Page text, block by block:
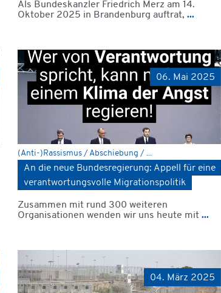
Als Bundeskanzler Friedrich Merz am 14.
Oktober 2025 in Brandenburg auftrat, ...
06. Mai 2025
(Anti-)Rassismus / Abschiebung / ...
An die neue Bundesregierung: Appell für eine
verantwortungsvolle Migrationspolitik
Zusammen mit rund 300 weiteren
Organisationen wenden wir uns heute mit ...
04. März 2025